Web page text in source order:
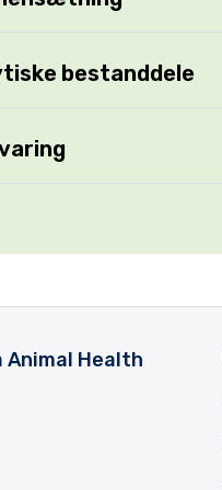
bestanddele
Animal Health